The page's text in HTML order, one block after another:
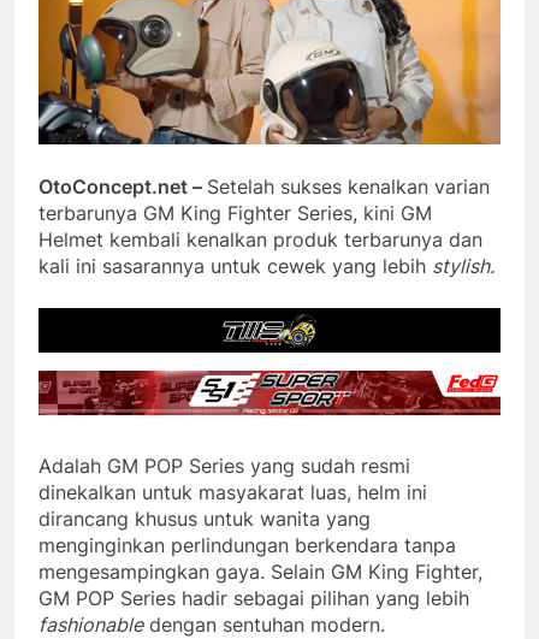
OtoConcept.net – Setelah sukses kenalkan varian
terbarunya GM King Fighter Series, kini GM
Helmet kembali kenalkan produk terbarunya dan
kali ini sasarannya untuk cewek yang lebih stylish.
Adalah GM POP Series yang sudah resmi
dinekalkan untuk masyakarat luas, helm ini
dirancang khusus untuk wanita yang
menginginkan perlindungan berkendara tanpa
mengesampingkan gaya. Selain GM King Fighter,
GM POP Series hadir sebagai pilihan yang lebih
fashionabledengan sentuhan modern.